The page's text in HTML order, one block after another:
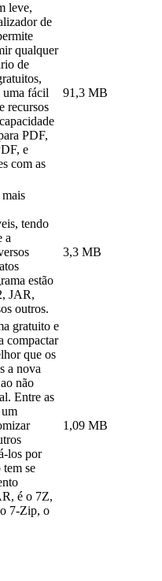
leve,
de
qualquer
de
fácil
recursos
PDF,
e
com as
91,3 MB
tendo
a
estão
JAR,
outros.
3,3 MB
gratuito e
compactar
que os
a nova
não
Entre as
los por
se
é o 7Z,
7-Zip, o
1,09 MB